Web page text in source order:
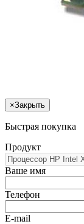
×Закрыть
Быстрая покупка
Продукт
Ваше имя
Телефон
E-mail